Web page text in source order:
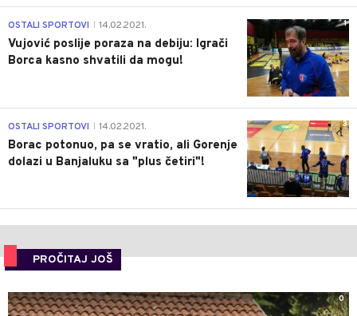
1
OSTALI SPORTOVI 14.02.2021.
Vujović poslije poraza na debiju: Igrači
Borca kasno shvatili da mogu!
3
OSTALI SPORTOVI 14.02.2021.
Borac potonuo, pa se vratio, ali Gorenje
dolazi u Banjaluku sa "plus četiri"!
PROČITAJ JOŠ
0